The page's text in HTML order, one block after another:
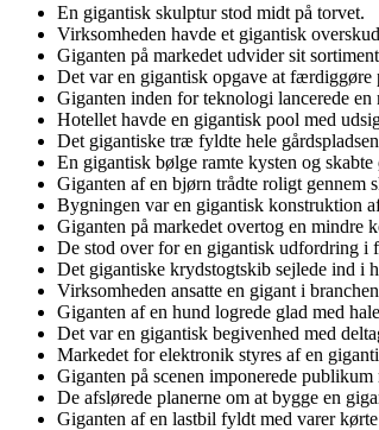
En gigantisk skulptur stod midt på torvet.
Virksomheden havde et gigantisk
Giganten på markedet udvider sit
Det var en gigantisk opgave at færdiggøre
Giganten inden for teknologi lancerede en
Hotellet havde en gigantisk pool med
Det gigantiske træ fyldte hele
En gigantisk bølge ramte kysten og
Giganten af en bjørn trådte roligt gennem
Bygningen var en gigantisk konstruktion
Giganten på markedet overtog en mindre
De stod over for en gigantisk udfordring i
Det gigantiske krydstogtskib sejlede ind i
Virksomheden ansatte en gigant i
Giganten af en hund logrede glad med
Det var en gigantisk begivenhed med
Markedet for elektronik styres af en
Giganten på scenen imponerede publikum
De afslørede planerne om at bygge en
Giganten af en lastbil fyldt med varer